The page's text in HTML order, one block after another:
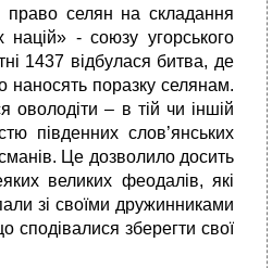
право селян на складання
націй» - союзу угорського
1437 відбулася битва, де
наносять поразку селянам.
– в тій чи іншій
південних слов’янських
Це дозволило досить
великих феодалів, які
зі своїми дружинниками
сподівалися зберегти свої